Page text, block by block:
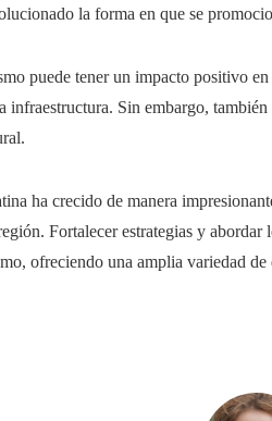
la forma en que se
puede tener un impacto positivo
infraestructura. Sin embargo,
ha crecido de manera
Fortalecer estrategias y
ofreciendo una amplia variedad